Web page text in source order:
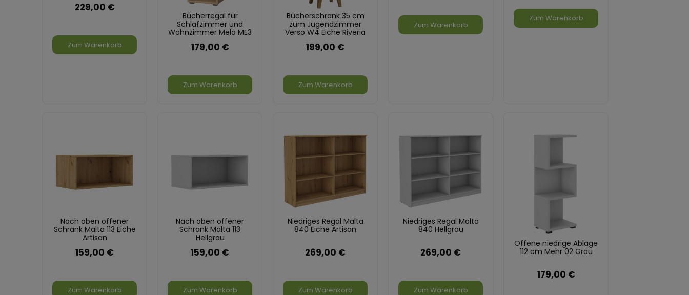
229,00 €
Zum Warenkorb
Bücherregal für
Schlafzimmer und
Wohnzimmer Melo ME3
179,00 €
Zum Warenkorb
Bücherschrank 35 cm
zum Jugendzimmer
Verso W4 Eiche Riveria
199,00 €
Zum Warenkorb
Zum Warenkorb
Zum Warenkorb
Nach oben offener
Schrank Malta 113 Eiche
Artisan
159,00 €
Zum Warenkorb
Nach oben offener
Schrank Malta 113
Hellgrau
159,00 €
Zum Warenkorb
Niedriges Regal Malta
840 Eiche Artisan
269,00 €
Zum Warenkorb
Niedriges Regal Malta
840 Hellgrau
269,00 €
Zum Warenkorb
Offene niedrige Ablage
112 cm Mehr 02 Grau
179,00 €